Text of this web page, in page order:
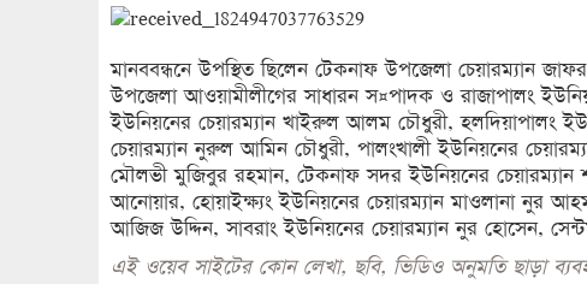
মানববন্ধনে উপস্থিত ছিলেন টেকনাফ উপজেলা চেয়ারম্যান
উপজেলা আওয়ামীলীগের সাধারন স¤পাদক ও রাজাপালং
ইউনিয়নের চেয়ারম্যান খাইরুল আলম চৌধুরী, হলদিয়াপালং
চেয়ারম্যান নুরুল আমিন চৌধুরী, পালংখালী ইউনিয়নের
মৌলভী মুজিবুর রহমান, টেকনাফ সদর ইউনিয়নের চেয়ারম্যান
আনোয়ার, হোয়াইক্ষ্যং ইউনিয়নের চেয়ারম্যান মাওলানা নুর
আজিজ উদ্দিন, সাবরাং ইউনিয়নের চেয়ারম্যান নুর হোসেন,
এই ওয়েব সাইটের কোন লেখা, ছবি, ভিডিও অনুমতি ছাড়া